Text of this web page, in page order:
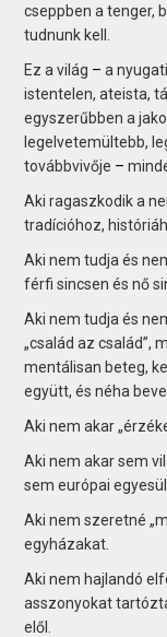
cseppben a tenger,
tudnunk kell.
Ez a világ –a
istentelen, ateista,
egyszerűbben a
legelvetemültebb,
továbbvivője –
Aki ragaszkodik a
tradícióhoz,
Aki nem tudja és
férfi sincsen és nő
Aki nem tudja és
„család az család”,
mentálisan beteg,
együtt, és néha
Aki nem akar
Aki nem akar sem
sem európai
Aki nem szeretné
egyházakat.
Aki nem hajlandó
asszonyokat
elől.